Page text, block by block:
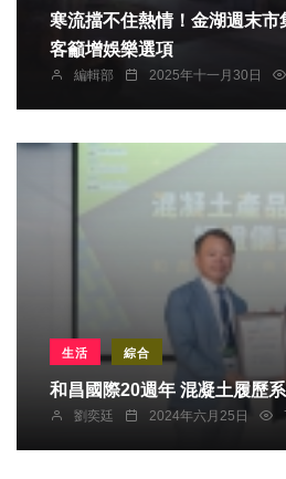
寒流擋不住熱情！金湖週末市
客籲增娛樂選項
編輯部 2025年十一月30日
生活 綜合
和昌國際20週年 混凝土履歷
劉奕廷 2024年六月25日